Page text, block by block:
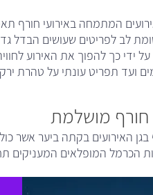
המתמחה באירועי חורף
לב לפריטים שעושים הבדל
ידי כך להפוך את האירוע
ועד תפריט עונתי על טהרת
חורף מושלמת
האירועים בקתה ביער אשר
הכרמל המופלאים המעניקים